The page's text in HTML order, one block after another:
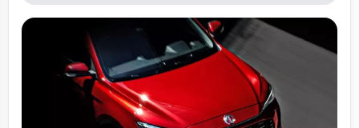
giám đốc Rolls-Royce lúc bấy giờ,